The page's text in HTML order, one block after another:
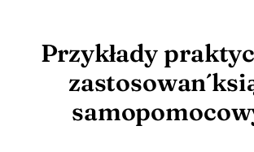
Przykłady
zastosowań